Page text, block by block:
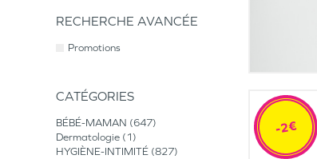
RECHERCHE AVANCÉE
Promotions
CATÉGORIES
BÉBÉ-MAMAN 647
Dermatologie
1
HYGIÈNE-INTIMITÉ 827
-2€